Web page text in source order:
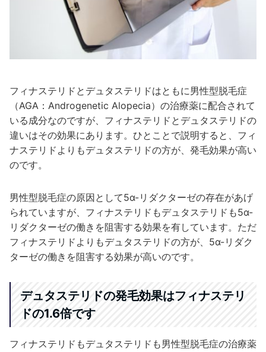
フィナステリドとデュタステリドはともに男性型脱毛症
（AGA：Androgenetic Alopecia）の治療薬に配合されて
いる成分なのですが、フィナステリドとデュタステリドの
違いはその効果にあります。ひとことで説明すると、フィ
ナステリドよりもデュタステリドの方が、発毛効果が高い
のです。
男性型脱毛症の原因として5α-リダクターゼの存在があげ
られていますが、フィナステリドもデュタステリドも5α-
リダクターゼの働きを阻害する効果を有しています。ただ
フィナステリドよりもデュタステリドの方が、5α-リダク
ターゼの働きを阻害する効果が高いのです。
デュタステリドの発毛効果はフィナステリ
ドの1.6倍です
フィナステリドもデュタステリドも男性型脱毛症の治療薬